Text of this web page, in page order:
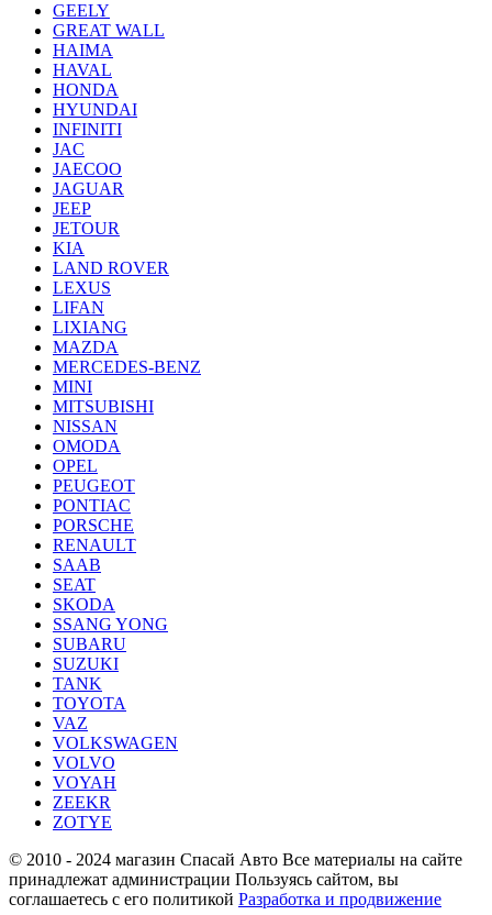
GEELY
GREAT WALL
HAIMA
HAVAL
HONDA
HYUNDAI
INFINITI
JAC
JAECOO
JAGUAR
JEEP
JETOUR
KIA
LAND ROVER
LEXUS
LIFAN
LIXIANG
MAZDA
MERCEDES-BENZ
MINI
MITSUBISHI
NISSAN
OMODA
OPEL
PEUGEOT
PONTIAC
PORSCHE
RENAULT
SAAB
SEAT
SKODA
SSANG YONG
SUBARU
SUZUKI
TANK
TOYOTA
VAZ
VOLKSWAGEN
VOLVO
VOYAH
ZEEKR
ZOTYE
© 2010 - 2024 магазин Спасай Авто Все материалы на сайте
принадлежат администрации Пользуясь сайтом, вы
соглашаетесь с его политикой Разработка и продвижение